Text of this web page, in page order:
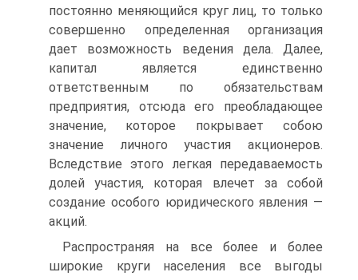
постоянно меняющийся круг лиц, то только
совершенно определенная организация
дает возможность ведения дела. Далее,
капитал является единственно
ответственным по обязательствам
предприятия, отсюда его преобладающее
значение, которое покрывает собою
значение личного участия акционеров.
Вследствие этого легкая передаваемость
долей участия, которая влечет за собой
создание особого юридического явления —
акций.
Распространяя на все более и более
широкие круги населения все выгоды